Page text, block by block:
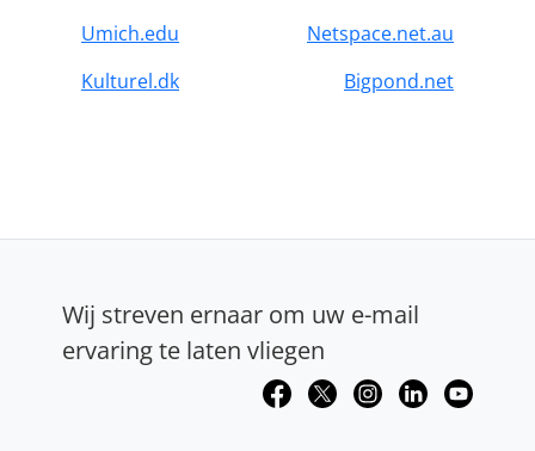
Umich.edu
Netspace.net.au
Kulturel.dk
Bigpond.net
Wij streven ernaar om uw e-mail
ervaring te laten vliegen